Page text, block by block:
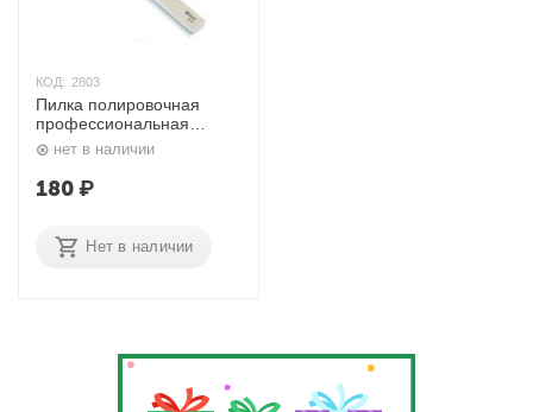
КОД: 2803
Пилка полировочная
профессиональная
Квадратная 2 в 1,
9103308К Dewal
нет в наличии
180₽
Нет в наличии